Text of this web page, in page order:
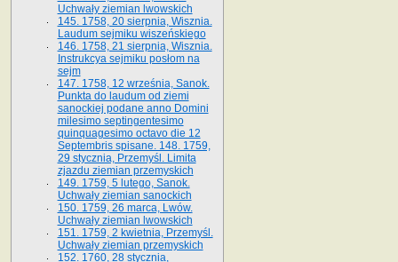
Uchwały ziemian lwowskich
145. 1758, 20 sierpnia, Wisznia.
Laudum sejmiku wiszeńskiego
146. 1758, 21 sierpnia, Wisznia.
Instrukcya sejmiku posłom na
sejm
147. 1758, 12 września, Sanok.
Punkta do laudum od ziemi
sanockiej podane anno Domini
milesimo septingentesimo
quinquagesimo octavo die 12
Septembris spisane. 148. 1759,
29 stycznia, Przemyśl. Limita
zjazdu ziemian przemyskich
149. 1759, 5 lutego, Sanok.
Uchwały ziemian sanockich
150. 1759, 26 marca, Lwów.
Uchwały ziemian lwowskich
151. 1759, 2 kwietnia, Przemyśl.
Uchwały ziemian przemyskich
152. 1760, 28 stycznia,